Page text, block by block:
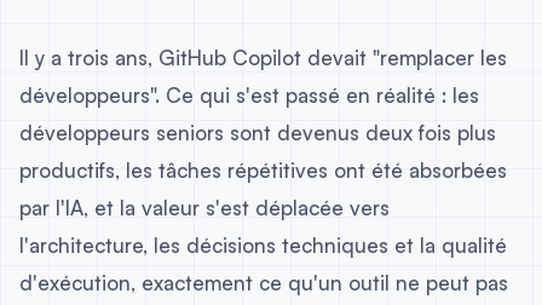
Il y a trois ans, GitHub Copilot devait "remplacer les
développeurs". Ce qui s'est passé en réalité : les
développeurs seniors sont devenus deux fois plus
productifs, les tâches répétitives ont été absorbées
par l'IA, et la valeur s'est déplacée vers
l'architecture, les décisions techniques et la qualité
d'exécution, exactement ce qu'un outil ne peut pas